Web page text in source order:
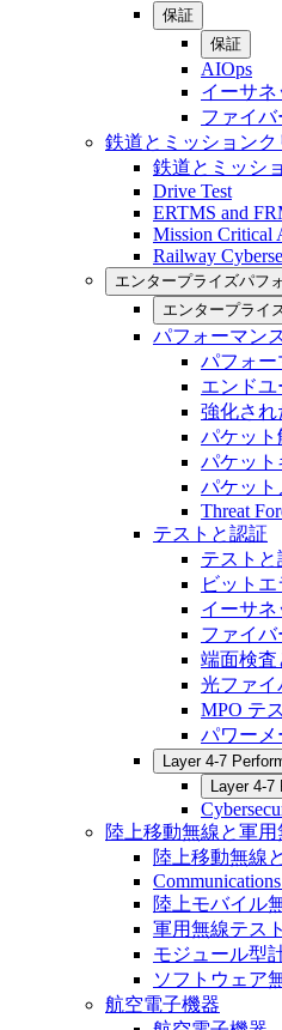
保証
保証
AIOps
イーサネ
ファイバ
鉄道とミッション
鉄道とミッシ
Drive Test
ERTMS and
Mission Critical
Railway
エンタープライズパフ
エンタープライ
パフォーマン
パフォー
エンド
強化され
パケット
パケット
パケット
Threat
テストと認証
テストと
ビット
イーサネ
ファイバ
端面検査
光ファイ
MPO テ
パワーメ
Layer 4-7
Layer 4-7
陸上移動無線と軍用
陸上移動無線
陸上モバイル
軍用無線テスト
モジュール型
ソフトウェア
航空電子機器